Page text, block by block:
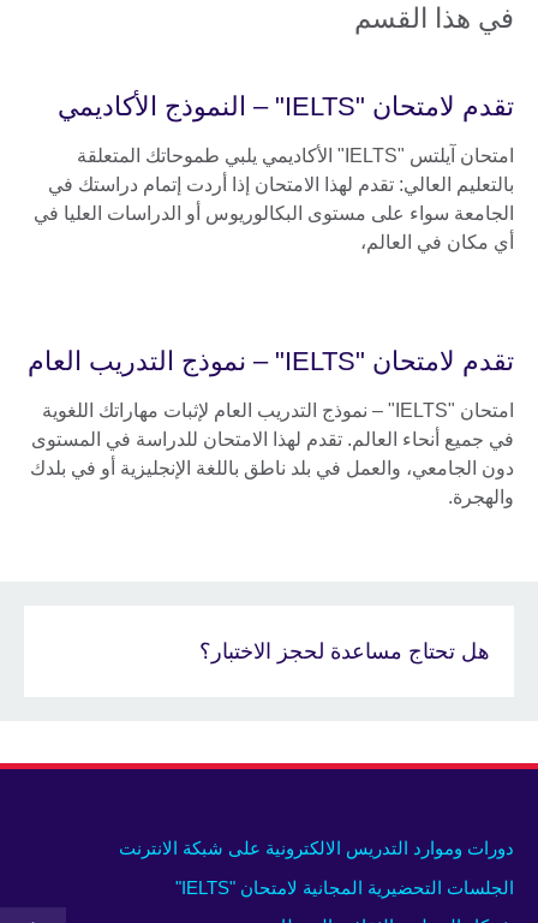
في هذا القسم
تقدم لامتحان "IELTS" – النموذج الأكاديمي
امتحان آيلتس "IELTS" الأكاديمي يلبي طموحاتك المتعلقة
بالتعليم العالي: تقدم لهذا الامتحان إذا أردت إتمام دراستك في
الجامعة سواء على مستوى البكالوريوس أو الدراسات العليا في
أي مكان في العالم،
تقدم لامتحان "IELTS" – نموذج التدريب العام
امتحان "IELTS" – نموذج التدريب العام لإثبات مهاراتك اللغوية
في جميع أنحاء العالم. تقدم لهذا الامتحان للدراسة في المستوى
دون الجامعي، والعمل في بلد ناطق باللغة الإنجليزية أو في بلدك
والهجرة.
هل تحتاج مساعدة لحجز الاختبار؟
دورات وموارد التدريس الالكترونية على شبكة الانترنت
الجلسات التحضيرية المجانية لامتحان "IELTS"